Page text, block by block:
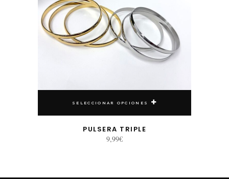
SELECCIONAR OPCIONES
PULSERA TRIPLE
9,99€